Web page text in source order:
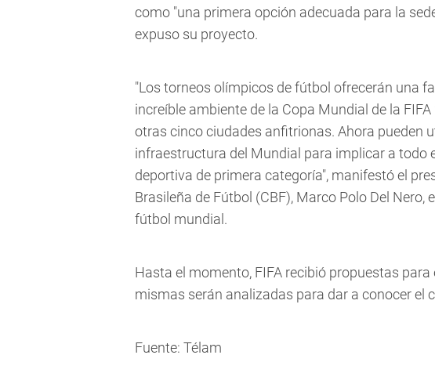
como "una primera opción adecuada para la
expuso su proyecto.
"Los torneos olímpicos de fútbol ofrecerán una
increíble ambiente de la Copa Mundial de la
otras cinco ciudades anfitrionas. Ahora pueden
infraestructura del Mundial para implicar a todo
deportiva de primera categoría", manifestó el
Brasileña de Fútbol (CBF), Marco Polo Del Nero,
fútbol mundial.
Hasta el momento, FIFA recibió propuestas
mismas serán analizadas para dar a conocer el
Fuente: Télam